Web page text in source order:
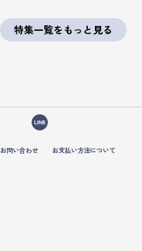
特集一覧をもっと見る
お問い合わせ お支払い方法について